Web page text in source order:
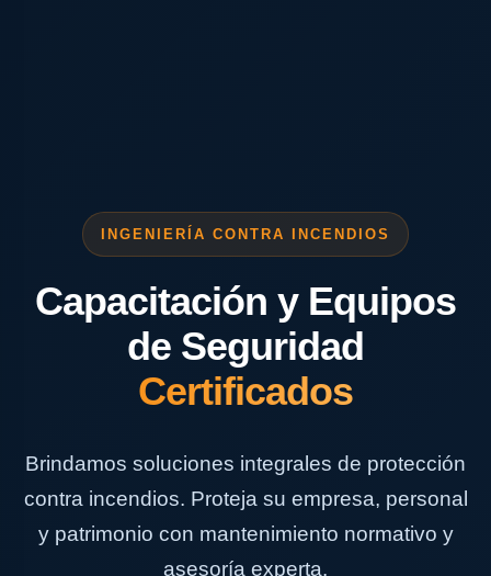
INGENIERÍA CONTRA INCENDIOS
Capacitación y Equipos
de Seguridad
Certificados
Brindamos soluciones integrales de protección
contra incendios. Proteja su empresa, personal
y patrimonio con mantenimiento normativo y
asesoría experta.